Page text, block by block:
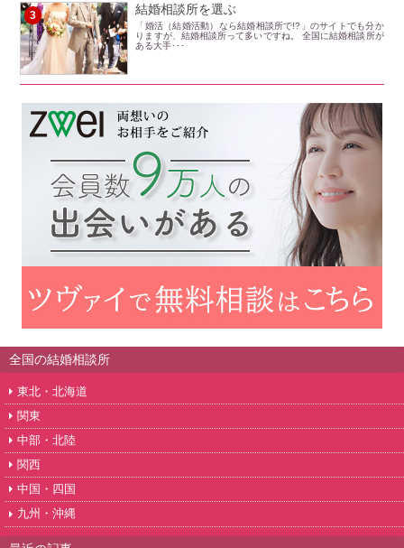
3 結婚相談所を選ぶ
「婚活（結婚活動）なら結婚相談所で!?」のサイトでも分か
りますが、結婚相談所って多いですね。 全国に結婚相談所が
ある大手･･･
全国の結婚相談所
東北・北海道
関東
中部・北陸
関西
中国・四国
九州・沖縄